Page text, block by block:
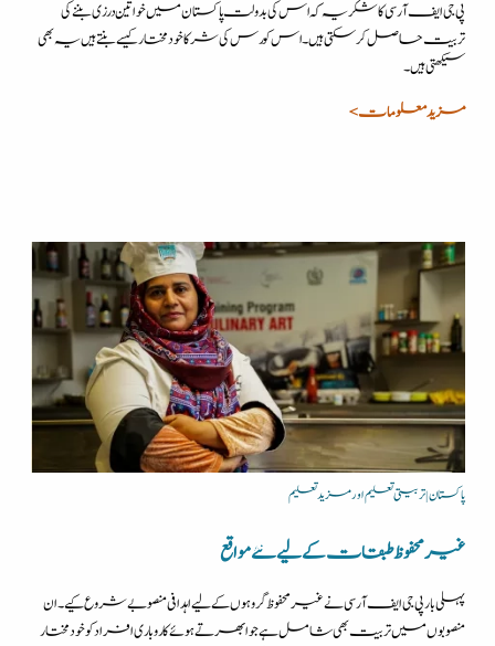
پی جی ایف آر سی کا شکریہ کہ اس کی بدولت پاکستان میں خواتین درزی بننے کی
تربیت حاصل کرسکتی ہیں۔ اس کورس کی شرکا خودمختار کیسے بنتے ہیں یہ بھی
سیکھتی ہیں۔
مزید معلومات >
پاکستان | تربیتی تعلیم اور مزید تعلیم
غیرمحفوظ طبقات کے لیے نئے مواقع
پہلی بار پی جی ایف آر سی نے غیر محفوظ گروہوں کے لیے اہدافی منصوبے شروع کیے۔ ان
منصوبوں میں تربیت بھی شامل ہے جو ابھرتے ہوئے کاروباری افراد کو خودمختار